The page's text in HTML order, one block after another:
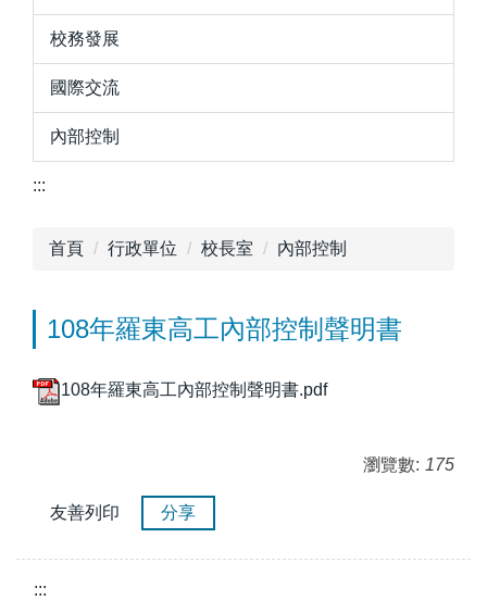
校務發展
國際交流
內部控制
:::
首頁 行政單位 校長室 內部控制
108年羅東高工內部控制聲明書
108年羅東高工內部控制聲明書.pdf
瀏覽數: 175
友善列印 分享
:::